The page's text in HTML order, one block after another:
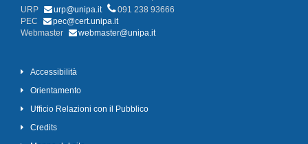
URP
urp@unipa.it
091 238 93666
PEC
pec@cert.unipa.it
Webmaster
webmaster@unipa.it
Accessibilità
Orientamento
Ufficio Relazioni con il Pubblico
Credits